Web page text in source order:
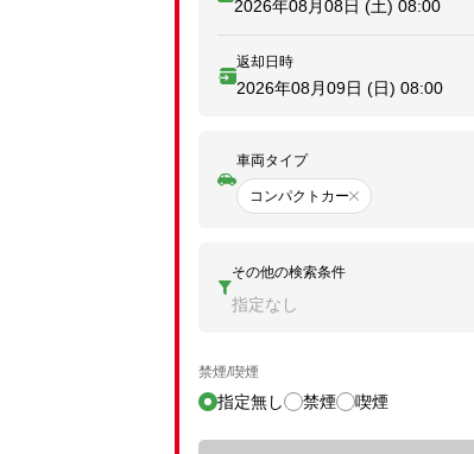
2026年08月08日 (土) 08:00
返却日時
2026年08月09日 (日) 08:00
車両タイプ
コンパクトカー
その他の検索条件
指定なし
禁煙/喫煙
指定無し 禁煙 喫煙